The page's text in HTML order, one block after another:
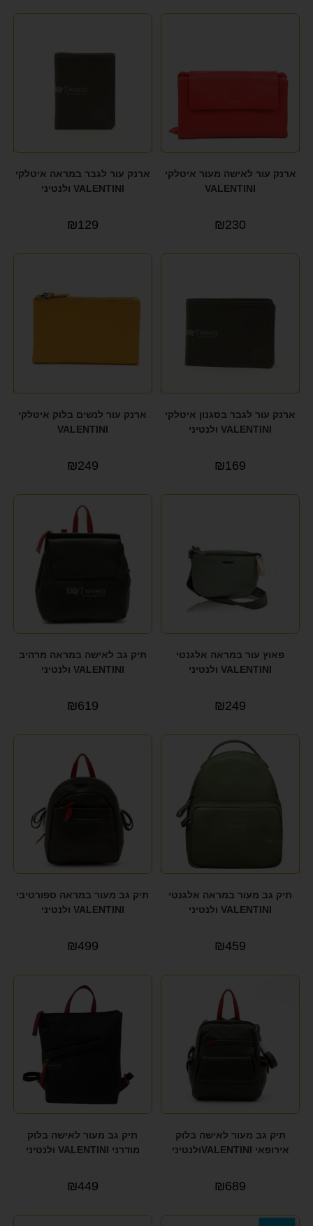
ארנק עור לאישה מעור איטלקי
VALENTINI
₪230
ארנק עור לגבר במראה איטלקי
VALENTINI ולנטיני
₪129
ארנק עור לגבר בסגנון איטלקי
VALENTINI ולנטיני
₪169
ארנק עור לנשים בלוק איטלקי
VALENTINI
₪249
פאוץ עור במראה אלגנטי
VALENTINI ולנטיני
₪249
תיק גב לאישה במראה מרהיב
VALENTINI ולנטיני
₪619
תיק גב מעור במראה אלגנטי
VALENTINI ולנטיני
₪459
תיק גב מעור במראה ספורטיבי
VALENTINI ולנטיני
₪499
תיק גב מעור לאישה בלוק
אירופאי VALENTINIולנטיני
₪689
תיק גב מעור לאישה בלוק
מודרני VALENTINI ולנטיני
₪449